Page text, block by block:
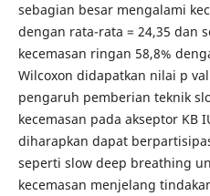
sebagian besar mengalami
dengan rata-rata = 24,35 dan
kecemasan ringan 58,8%
Wilcoxon didapatkan nilai p
pengaruh pemberian teknik
kecemasan pada akseptor KB
diharapkan dapat
seperti slow deep breathing
kecemasan menjelang